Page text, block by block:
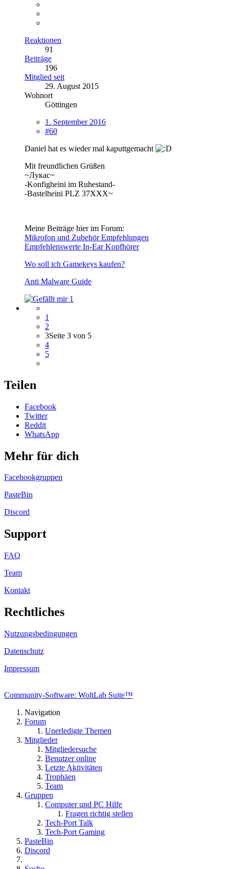
Reaktionen
91
Beiträge
196
Mitglied seit
29. August 2015
Wohnort
Göttingen
1. September 2016
#60
Daniel hat es wieder mal kaputtgemacht
Mit freundlichen Grüßen
~Лукас~
-Konfigheini im Ruhestand-
-Bastelheini PLZ 37XXX~
Meine Beiträge hier im Forum:
Mikrofon und Zubehör Empfehlungen
Empfehlenswerte In-Ear Kopfhörer
Wo soll ich Gamekeys kaufen?
Anti Malware Guide
1
1
2
3Seite 3 von 5
4
5
Teilen
Facebook
Twitter
Reddit
WhatsApp
Mehr für dich
Facebookgruppen
PasteBin
Discord
Support
FAQ
Team
Kontakt
Rechtliches
Nutzungsbedingungen
Datenschutz
Impressum
Community-Software: WoltLab Suite™
Navigation
Forum
Unerledigte Themen
Mitglieder
Mitgliedersuche
Benutzer online
Letzte Aktivitäten
Trophäen
Team
Gruppen
Computer und PC Hilfe
Fragen richtig stellen
Tech-Port Talk
Tech-Port Gaming
PasteBin
Discord